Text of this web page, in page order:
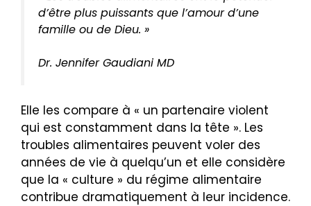
d’être plus puissants que l’amour d’une
famille ou de Dieu. »
Dr. Jennifer Gaudiani MD
Elle les compare à « un partenaire violent
qui est constamment dans la tête ». Les
troubles alimentaires peuvent voler des
années de vie à quelqu’un et elle considère
que la « culture » du régime alimentaire
contribue dramatiquement à leur incidence.